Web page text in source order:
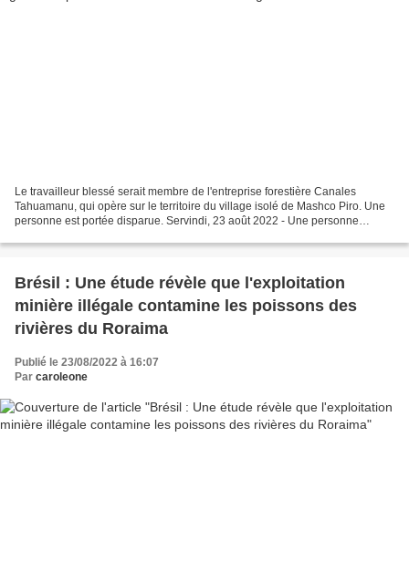
Le travailleur blessé serait membre de l'entreprise forestière Canales
Tahuamanu, qui opère sur le territoire du village isolé de Mashco Piro. Une
personne est portée disparue. Servindi, 23 août 2022 - Une personne
Brésil : Une étude révèle que l'exploitation
minière illégale contamine les poissons des
rivières du Roraima
Publié le 23/08/2022 à 16:07
Par caroleone